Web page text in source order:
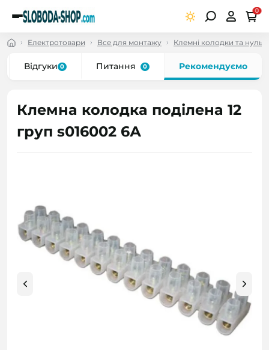
0
Електротовари Все для монтажу Клемні колодки та
Відгуки 0 Питання 0 Рекомендуємо
Клемна колодка поділена 12
груп s016002 6А